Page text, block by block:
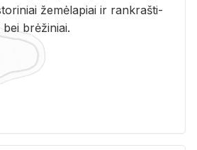
že­mė­la­piai ir rank­raš­ti­
brė­ži­niai.